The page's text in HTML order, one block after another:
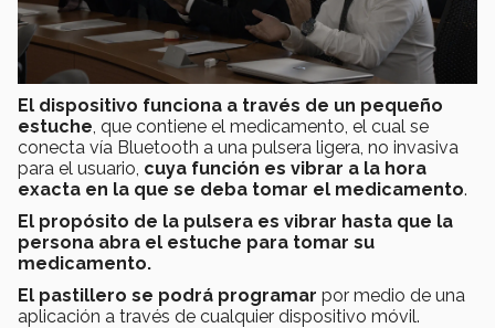
El dispositivo funciona a través de un pequeño
estuche , que contiene el medicamento, el cual se
conecta vía Bluetooth a una pulsera ligera, no invasiva
para el usuario, cuya función es vibrar a la hora
exacta en la que se deba tomar el medicamento.
El propósito de la pulsera es vibrar hasta que la
persona abra el estuche para tomar su
medicamento.
El pastillero se podrá programar por medio de una
aplicación a través de cualquier dispositivo móvil.